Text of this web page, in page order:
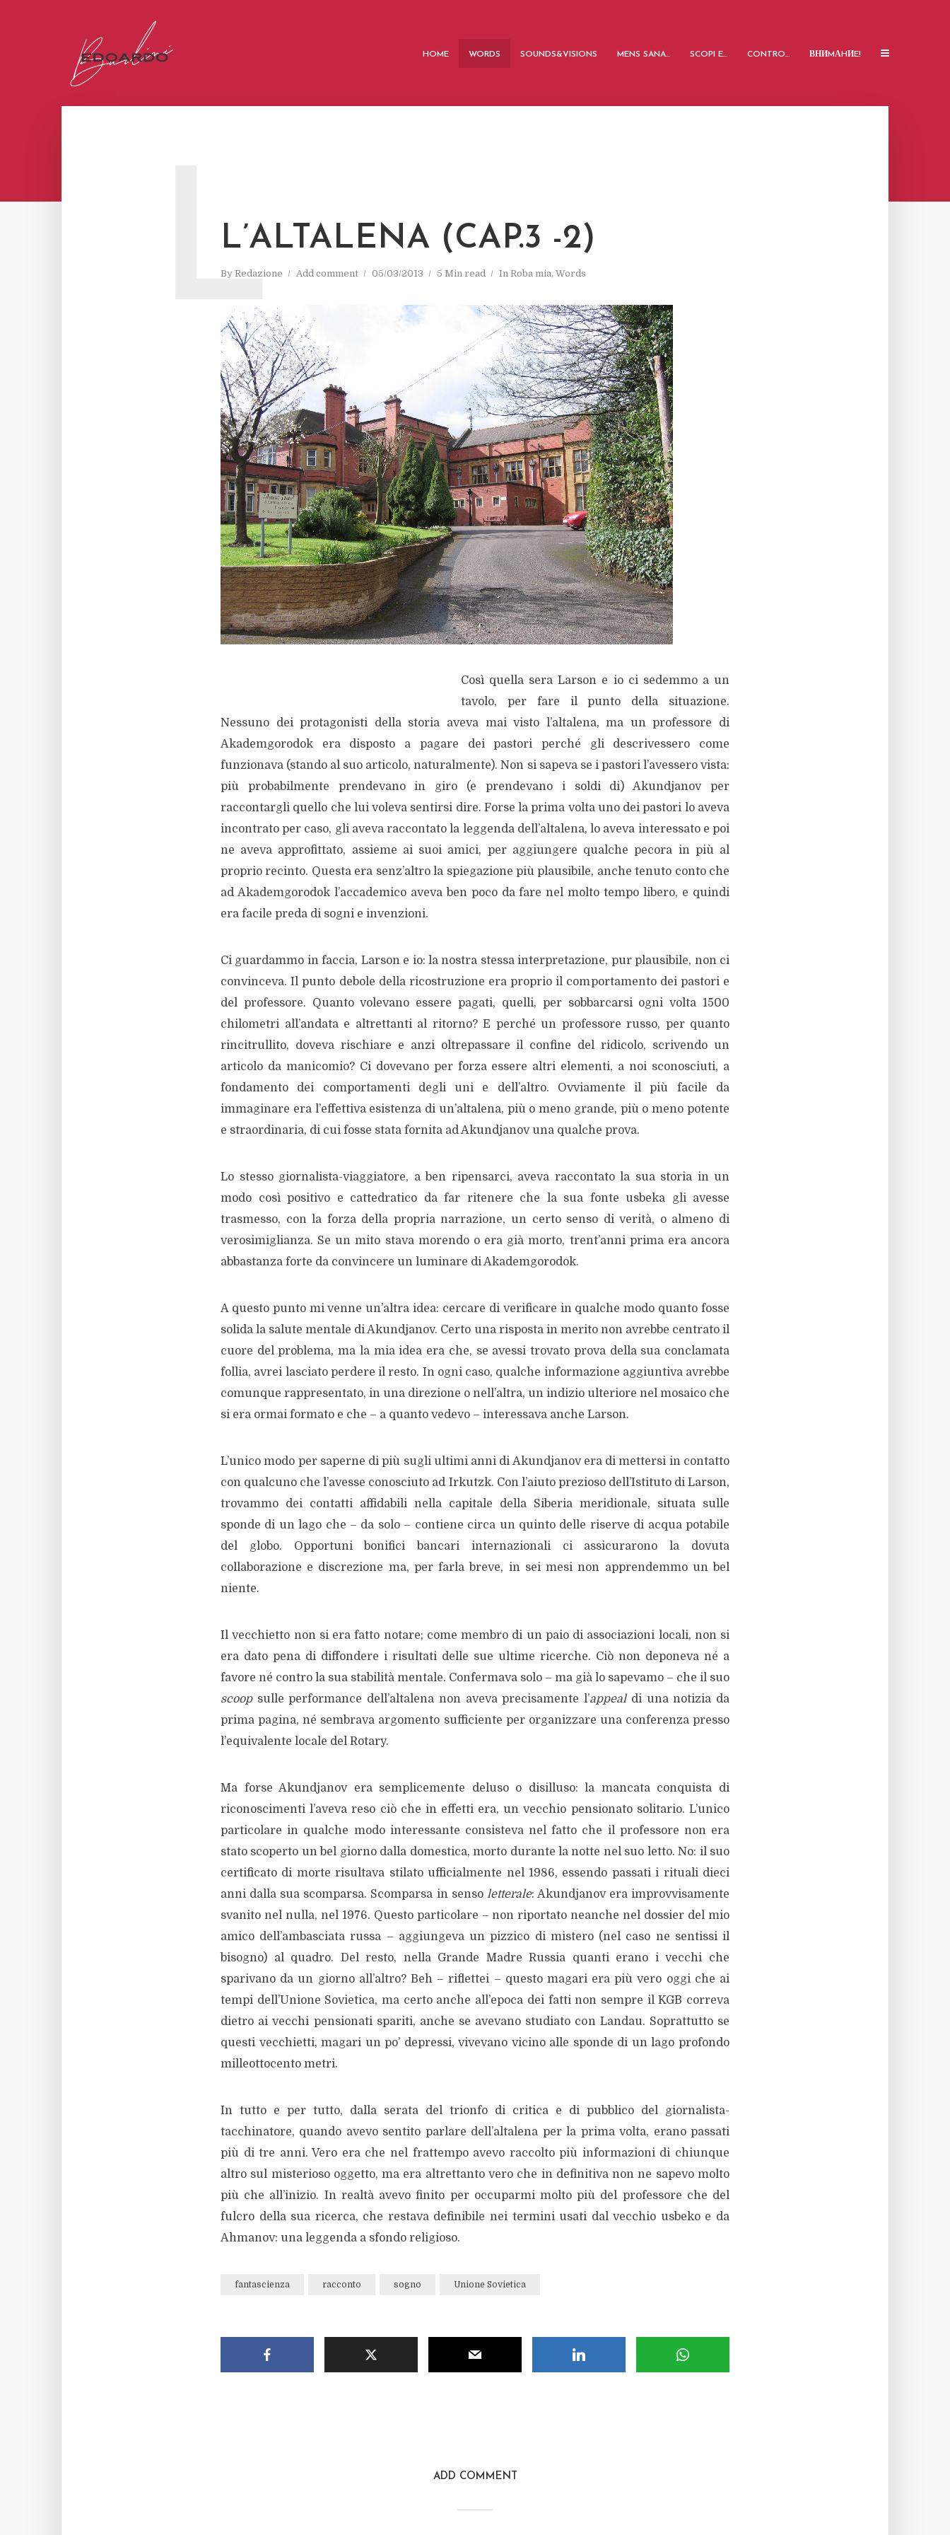
HOME WORDS SOUNDS&VISIONS MENS SANA… SCOPI E… CONTRO… ВНИMАHИE!
L’ALTALENA (CAP.3 -2)
By Redazione Add comment 05/03/2013 5 Min read In Roba mia, Words
L
Così quella sera Larson e io ci sedemmo a un
tavolo, per fare il punto della situazione.
Nessuno dei protagonisti della storia aveva mai visto l’altalena, ma un professore di
Akademgorodok era disposto a pagare dei pastori perché gli descrivessero come
funzionava (stando al suo articolo, naturalmente). Non si sapeva se i pastori l’avessero vista:
più probabilmente prendevano in giro (e prendevano i soldi di) Akundjanov per
raccontargli quello che lui voleva sentirsi dire. Forse la prima volta uno dei pastori lo aveva
incontrato per caso, gli aveva raccontato la leggenda dell’altalena, lo aveva interessato e poi
ne aveva approfittato, assieme ai suoi amici, per aggiungere qualche pecora in più al
proprio recinto. Questa era senz’altro la spiegazione più plausibile, anche tenuto conto che
ad Akademgorodok l’accademico aveva ben poco da fare nel molto tempo libero, e quindi
era facile preda di sogni e invenzioni.
Ci guardammo in faccia, Larson e io: la nostra stessa interpretazione, pur plausibile, non ci
convinceva. Il punto debole della ricostruzione era proprio il comportamento dei pastori e
del professore. Quanto volevano essere pagati, quelli, per sobbarcarsi ogni volta 1500
chilometri all’andata e altrettanti al ritorno? E perché un professore russo, per quanto
rincitrullito, doveva rischiare e anzi oltrepassare il confine del ridicolo, scrivendo un
articolo da manicomio? Ci dovevano per forza essere altri elementi, a noi sconosciuti, a
fondamento dei comportamenti degli uni e dell’altro. Ovviamente il più facile da
immaginare era l’effettiva esistenza di un’altalena, più o meno grande, più o meno potente
e straordinaria, di cui fosse stata fornita ad Akundjanov una qualche prova.
Lo stesso giornalista-viaggiatore, a ben ripensarci, aveva raccontato la sua storia in un
modo così positivo e cattedratico da far ritenere che la sua fonte usbeka gli avesse
trasmesso, con la forza della propria narrazione, un certo senso di verità, o almeno di
verosimiglianza. Se un mito stava morendo o era già morto, trent’anni prima era ancora
abbastanza forte da convincere un luminare di Akademgorodok.
A questo punto mi venne un’altra idea: cercare di verificare in qualche modo quanto fosse
solida la salute mentale di Akundjanov. Certo una risposta in merito non avrebbe centrato il
cuore del problema, ma la mia idea era che, se avessi trovato prova della sua conclamata
follia, avrei lasciato perdere il resto. In ogni caso, qualche informazione aggiuntiva avrebbe
comunque rappresentato, in una direzione o nell’altra, un indizio ulteriore nel mosaico che
si era ormai formato e che – a quanto vedevo – interessava anche Larson.
L’unico modo per saperne di più sugli ultimi anni di Akundjanov era di mettersi in contatto
con qualcuno che l’avesse conosciuto ad Irkutzk. Con l’aiuto prezioso dell’Istituto di Larson,
trovammo dei contatti affidabili nella capitale della Siberia meridionale, situata sulle
sponde di un lago che – da solo – contiene circa un quinto delle riserve di acqua potabile
del globo. Opportuni bonifici bancari internazionali ci assicurarono la dovuta
collaborazione e discrezione ma, per farla breve, in sei mesi non apprendemmo un bel
niente.
Il vecchietto non si era fatto notare; come membro di un paio di associazioni locali, non si
era dato pena di diffondere i risultati delle sue ultime ricerche. Ciò non deponeva né a
favore né contro la sua stabilità mentale. Confermava solo – ma già lo sapevamo – che il suo
scoopsulle performance dell’altalena non aveva precisamente l’appealdi una notizia da
prima pagina, né sembrava argomento sufficiente per organizzare una conferenza presso
l’equivalente locale del Rotary.
Ma forse Akundjanov era semplicemente deluso o disilluso: la mancata conquista di
riconoscimenti l’aveva reso ciò che in effetti era, un vecchio pensionato solitario. L’unico
particolare in qualche modo interessante consisteva nel fatto che il professore non era
stato scoperto un bel giorno dalla domestica, morto durante la notte nel suo letto. No: il suo
certificato di morte risultava stilato ufficialmente nel 1986, essendo passati i rituali dieci
anni dalla sua scomparsa. Scomparsa in senso letterale: Akundjanov era improvvisamente
svanito nel nulla, nel 1976. Questo particolare – non riportato neanche nel dossier del mio
amico dell’ambasciata russa – aggiungeva un pizzico di mistero (nel caso ne sentissi il
bisogno) al quadro. Del resto, nella Grande Madre Russia quanti erano i vecchi che
sparivano da un giorno all’altro? Beh – riflettei – questo magari era più vero oggi che ai
tempi dell’Unione Sovietica, ma certo anche all’epoca dei fatti non sempre il KGB correva
dietro ai vecchi pensionati spariti, anche se avevano studiato con Landau. Soprattutto se
questi vecchietti, magari un po’ depressi, vivevano vicino alle sponde di un lago profondo
milleottocento metri.
In tutto e per tutto, dalla serata del trionfo di critica e di pubblico del giornalista-
tacchinatore, quando avevo sentito parlare dell’altalena per la prima volta, erano passati
più di tre anni. Vero era che nel frattempo avevo raccolto più informazioni di chiunque
altro sul misterioso oggetto, ma era altrettanto vero che in definitiva non ne sapevo molto
più che all’inizio. In realtà avevo finito per occuparmi molto più del professore che del
fulcro della sua ricerca, che restava definibile nei termini usati dal vecchio usbeko e da
Ahmanov: una leggenda a sfondo religioso.
fantascienza racconto sogno Unione Sovietica
ADD COMMENT